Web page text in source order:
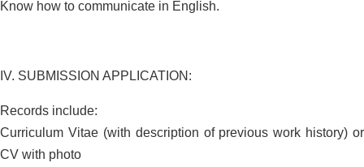
Know how to communicate in English.
IV. SUBMISSION APPLICATION:
Records include:
Curriculum Vitae (with description of previous work history) or
CV with photo